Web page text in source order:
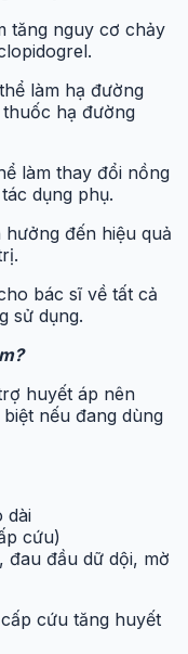
tăng nguy cơ chảy
làm hạ đường
hạ đường
làm thay đổi nồng
dụng phụ.
hưởng đến hiệu quả
bác sĩ về tất cả
sử dụng.
huyết áp nên
nếu đang dùng
dài
cứu)
đau đầu dữ dội, mờ
cứu tăng huyết